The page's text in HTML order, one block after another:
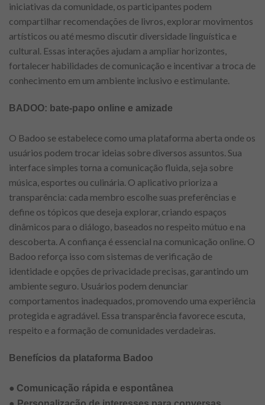
iniciativas da comunidade, os participantes podem
compartilhar recomendações de livros, explorar movimentos
artísticos ou até mesmo discutir diversidade linguística e
cultural. Essas interações ajudam a ampliar horizontes,
fortalecer habilidades de comunicação e incentivar a troca de
conhecimento em um ambiente inclusivo e estimulante.
BADOO: bate-papo online e amizade
O Badoo se estabelece como uma plataforma aberta onde os
usuários podem trocar ideias sobre diversos assuntos. Sua
interface simples torna a comunicação fluida, seja sobre
música, esportes ou culinária. O aplicativo prioriza a
transparência: cada membro escolhe suas preferências e
define os tópicos que deseja explorar, criando espaços
dinâmicos para o diálogo, baseados no respeito mútuo e na
descoberta. A confiança é essencial na comunicação online. O
Badoo reforça isso com sistemas de verificação de
identidade e opções de privacidade precisas, garantindo um
ambiente seguro. Usuários podem denunciar
comportamentos inadequados, promovendo uma experiência
protegida e agradável. Essa transparência favorece escuta,
respeito e a formação de comunidades verdadeiras.
Benefícios da plataforma Badoo
● Comunicação rápida e espontânea